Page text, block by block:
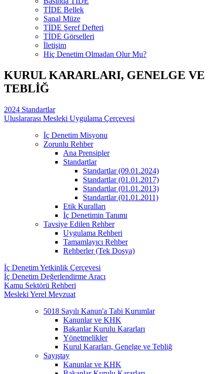
TİDE Bellek
Sanal Müze
TİDE Şeref Defteri
TİDE Görselleri
İletişim
Hiç Denetim Olmadan Olur Mu?
KURUL KARARLARI, GENELGE VE
TEBLİĞ
2024 Standartlar
Uluslararası Mesleki Uygulama Çerçevesi
İç Denetim Misyonu
Zorunlu Rehber
Ana Prensipler
Standartlar
Standartlar (09.01.2024)
Standartlar (01.01.2017)
Standartlar (01.01.2013)
Standartlar (01.01.2011)
Etik Kuralları
İç Denetimin Tanımı
Tavsiye Edilen Rehber
Uygulama Rehberi
Tamamlayıcı Rehber
Rehberler (Tek Dosya)
İç Denetim Yetkinlik Çerçevesi
İç Denetim Değerlendirme Aracı
Kamu Sektörü Rehberi
Mesleki Yerel Mevzuat
5018 Sayılı Kanun'a Tabi Kurumlar
Kanunlar ve KHK
Bakanlar Kurulu Kararları
Yönetmelikler
Kurul Kararları, Genelge ve Tebliğ
Sayıştay
Kanunlar ve KHK